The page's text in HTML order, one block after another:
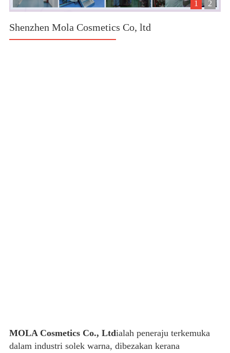
1 2
Shenzhen Mola Cosmetics Co, ltd
MOLA Cosmetics Co., Ltdialah peneraju terkemuka
dalam industri solek warna, dibezakan kerana